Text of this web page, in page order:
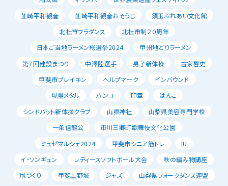
韮崎平和観音
韮崎平和観音おそうじ
須玉ふれあい文化館
北杜市フラダンス
北杜市制２０周年
日本ご当地ラーメン総選挙2024
甲州地どりラーメン
第７回建設まつり
中澤陸選手 男子新体操
古家啓史
甲斐市ブレイキン
ヘルプマーク
インバウンド
現璽メタル
ハンコ 印章
はんこ
シンドバット新体操クラブ
山県神社
山梨県美容専門学校
一条信龍公
市川三郷町歌舞伎文化公園
ミュゼマルシェ2024
甲斐市シニア筋トレ
IU
イ･ソンギュン
レディースソフトボール大会
秋の編み物講座
凧づくり
甲斐上野城 ジャズ
山梨県フォークダンス連盟